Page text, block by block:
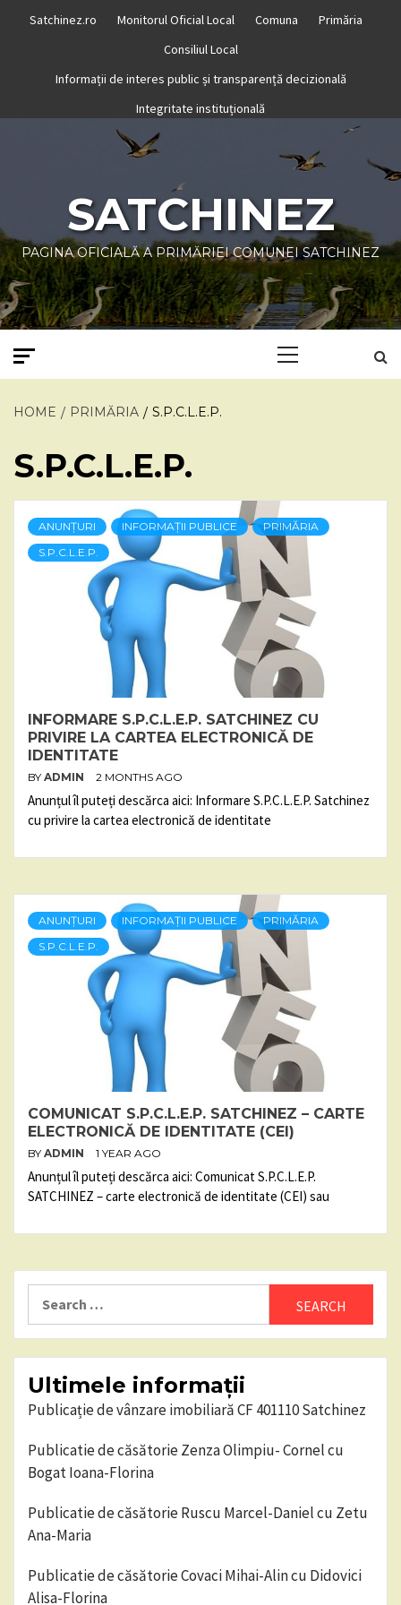
Satchinez.ro Monitorul Oficial Local Comuna
Primăria
Consiliul Local
Informații de interes public și transparență decizională
Integritate instituțională
SATCHINEZ
PAGINA OFICIALĂ A PRIMĂRIEI COMUNEI SATCHINEZ
HOME PRIMĂRIA S.P.C.L.E.P.
S.P.C.L.E.P.
ANUNȚURI INFORMAȚII PUBLICE
PRIMĂRIA
S.P.C.L.E.P.
INFORMARE S.P.C.L.E.P. SATCHINEZ CU
PRIVIRE LA CARTEA ELECTRONICĂ DE
IDENTITATE
BY ADMIN 2 MONTHS AGO
Anunțul îl puteți descărca aici: Informare S.P.C.L.E.P. Satchinez
cu privire la cartea electronică de identitate
ANUNȚURI INFORMAȚII PUBLICE
PRIMĂRIA
S.P.C.L.E.P.
COMUNICAT S.P.C.L.E.P. SATCHINEZ – CARTE
ELECTRONICĂ DE IDENTITATE (CEI)
BY ADMIN 1 YEAR AGO
Anunțul îl puteți descărca aici: Comunicat S.P.C.L.E.P.
SATCHINEZ – carte electronică de identitate (CEI) sau
Ultimele informații
Publicație de vânzare imobiliară CF 401110 Satchinez
Publicatie de căsătorie Zenza Olimpiu- Cornel cu
Bogat Ioana-Florina
Publicatie de căsătorie Ruscu Marcel-Daniel cu Zetu
Ana-Maria
Publicatie de căsătorie Covaci Mihai-Alin cu Didovici
Alisa-Florina